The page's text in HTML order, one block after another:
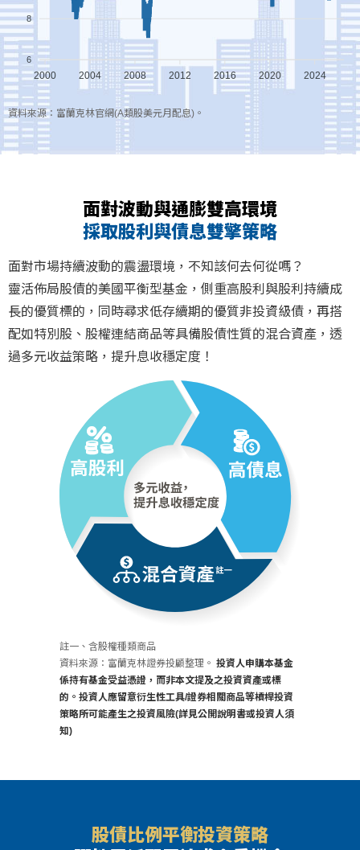
8
6
2000 2004 2008 2012 2016 2020 2024
資料來源：富蘭克林官網(A類股美元月配息)。
面對波動與通膨雙高環境
採取股利與債息雙擎策略
面對市場持續波動的震盪環境，不知該何去何從嗎？
靈活佈局股債的美國平衡型基金，側重高股利與股利持續成
長的優質標的，同時尋求低存續期的優質非投資級債，再搭
配如特別股、股權連結商品等具備股債性質的混合資產，透
過多元收益策略，提升息收穩定度！
註一、含股權種類商品
資料來源：富蘭克林證券投顧整理。投資人申購本基金
係持有基金受益憑證，而非本文提及之投資資產或標
的。投資人應留意衍生性工具/證券相關商品等槓桿投資
策略所可能產生之投資風險(詳見公開說明書或投資人須
知)
股債比例平衡投資策略